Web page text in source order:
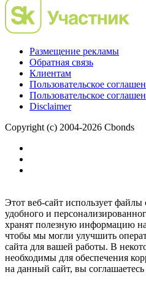
Размещение рекламы
Обратная связь
Клиентам
Пользовательское
Пользовательское
Disclaimer
Copyright (c) 2004-2026 Cbonds
Этот веб-сайт использует файлы
удобного и
хранят полезную информацию
чтобы мы могли улучшить
сайта для вашей работы. В
необходимы для обеспечения
на данный сайт, вы